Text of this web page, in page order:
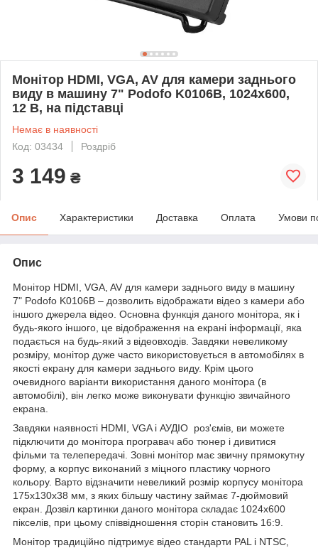
Монітор HDMI, VGA, AV для камери заднього
виду в машину 7" Podofo K0106B, 1024х600,
12 В, на підставці
Немає в наявності
Код: 03434
Роздріб
3 149 ₴
Опис Характеристики Доставка Оплата Умови
Опис
Монітор HDMI, VGA, AV для камери заднього виду в машину
7" Podofo K0106B – дозволить відображати відео з камери або
іншого джерела відео. Основна функція даного монітора, як і
будь-якого іншого, це відображення на екрані інформації, яка
подається на будь-який з відеовходів. Завдяки невеликому
розміру, монітор дуже часто використовується в автомобілях в
якості екрану для камери заднього виду. Крім цього
очевидного варіанти використання даного монітора (в
автомобілі), він легко може виконувати функцію звичайного
екрана.
Завдяки наявності HDMI, VGA і АУДІО роз'ємів, ви можете
підключити до монітора програвач або тюнер і дивитися
фільми та телепередачі. Зовні монітор має звичну прямокутну
форму, а корпус виконаний з міцного пластику чорного
кольору. Варто відзначити невеликий розмір корпусу монітора
175х130х38 мм, з яких більшу частину займає 7-дюймовий
екран. Дозвіл картинки даного монітора складає 1024х600
пікселів, при цьому співвідношення сторін становить 16:9.
Монітор традиційно підтримує відео стандарти PAL і NTSC,